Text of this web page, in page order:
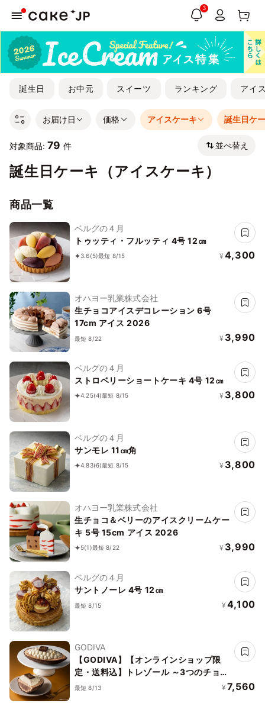
3
誕生日 お中元 スイーツ ランキング アイ
お届け日 価格 アイスケーキ 誕生日ケ
対象商品: 79 件 並べ替え
誕生日ケーキ（アイスケーキ）
商品一覧
ベルグの４月
トゥッティ・フルッティ 4号 12㎝
3.6(5)最短 8/15 ¥ 4,300
オハヨー乳業株式会社
生チョコアイスデコレーション 6号
17cm アイス 2026
最短 8/22 ¥ 3,990
ベルグの４月
ストロベリーショートケーキ 4号 12㎝
4.25(4)最短 8/15 ¥ 3,800
ベルグの４月
サンモレ 11㎝角
4.83(6)最短 8/15 ¥ 3,800
オハヨー乳業株式会社
生チョコ＆ベリーのアイスクリームケー
キ 5号 15cm アイス 2026
5(1)最短 8/22 ¥ 3,990
ベルグの４月
サントノーレ 4号 12㎝
最短 8/15 ¥ 4,100
GODIVA
【GODIVA】【オンラインショップ限
定・送料込】トレゾール ～3つのチョコ
レートを楽しむアイスケーキ～ お中元
最短 8/13 ¥ 7,560